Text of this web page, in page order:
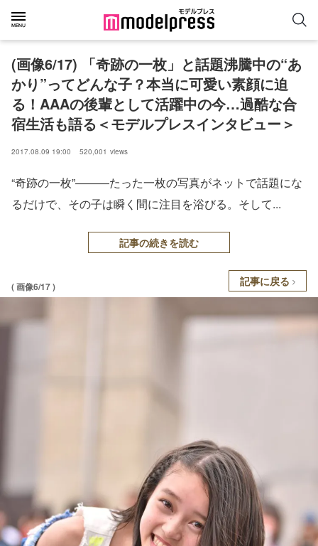
(画像6/17) 「奇跡の一枚」と話題沸騰中の“あ
かり”ってどんな子？本当に可愛い素顔に迫
る！AAAの後輩として活躍中の今…過酷な合
宿生活も語る＜モデルプレスインタビュー＞
2017.08.09 19:00 520,001 views
“奇跡の一枚”―――たった一枚の写真がネットで話題にな
るだけで、その子は瞬く間に注目を浴びる。そして...
記事の続きを読む
( 画像6/17 ) 記事に戻る